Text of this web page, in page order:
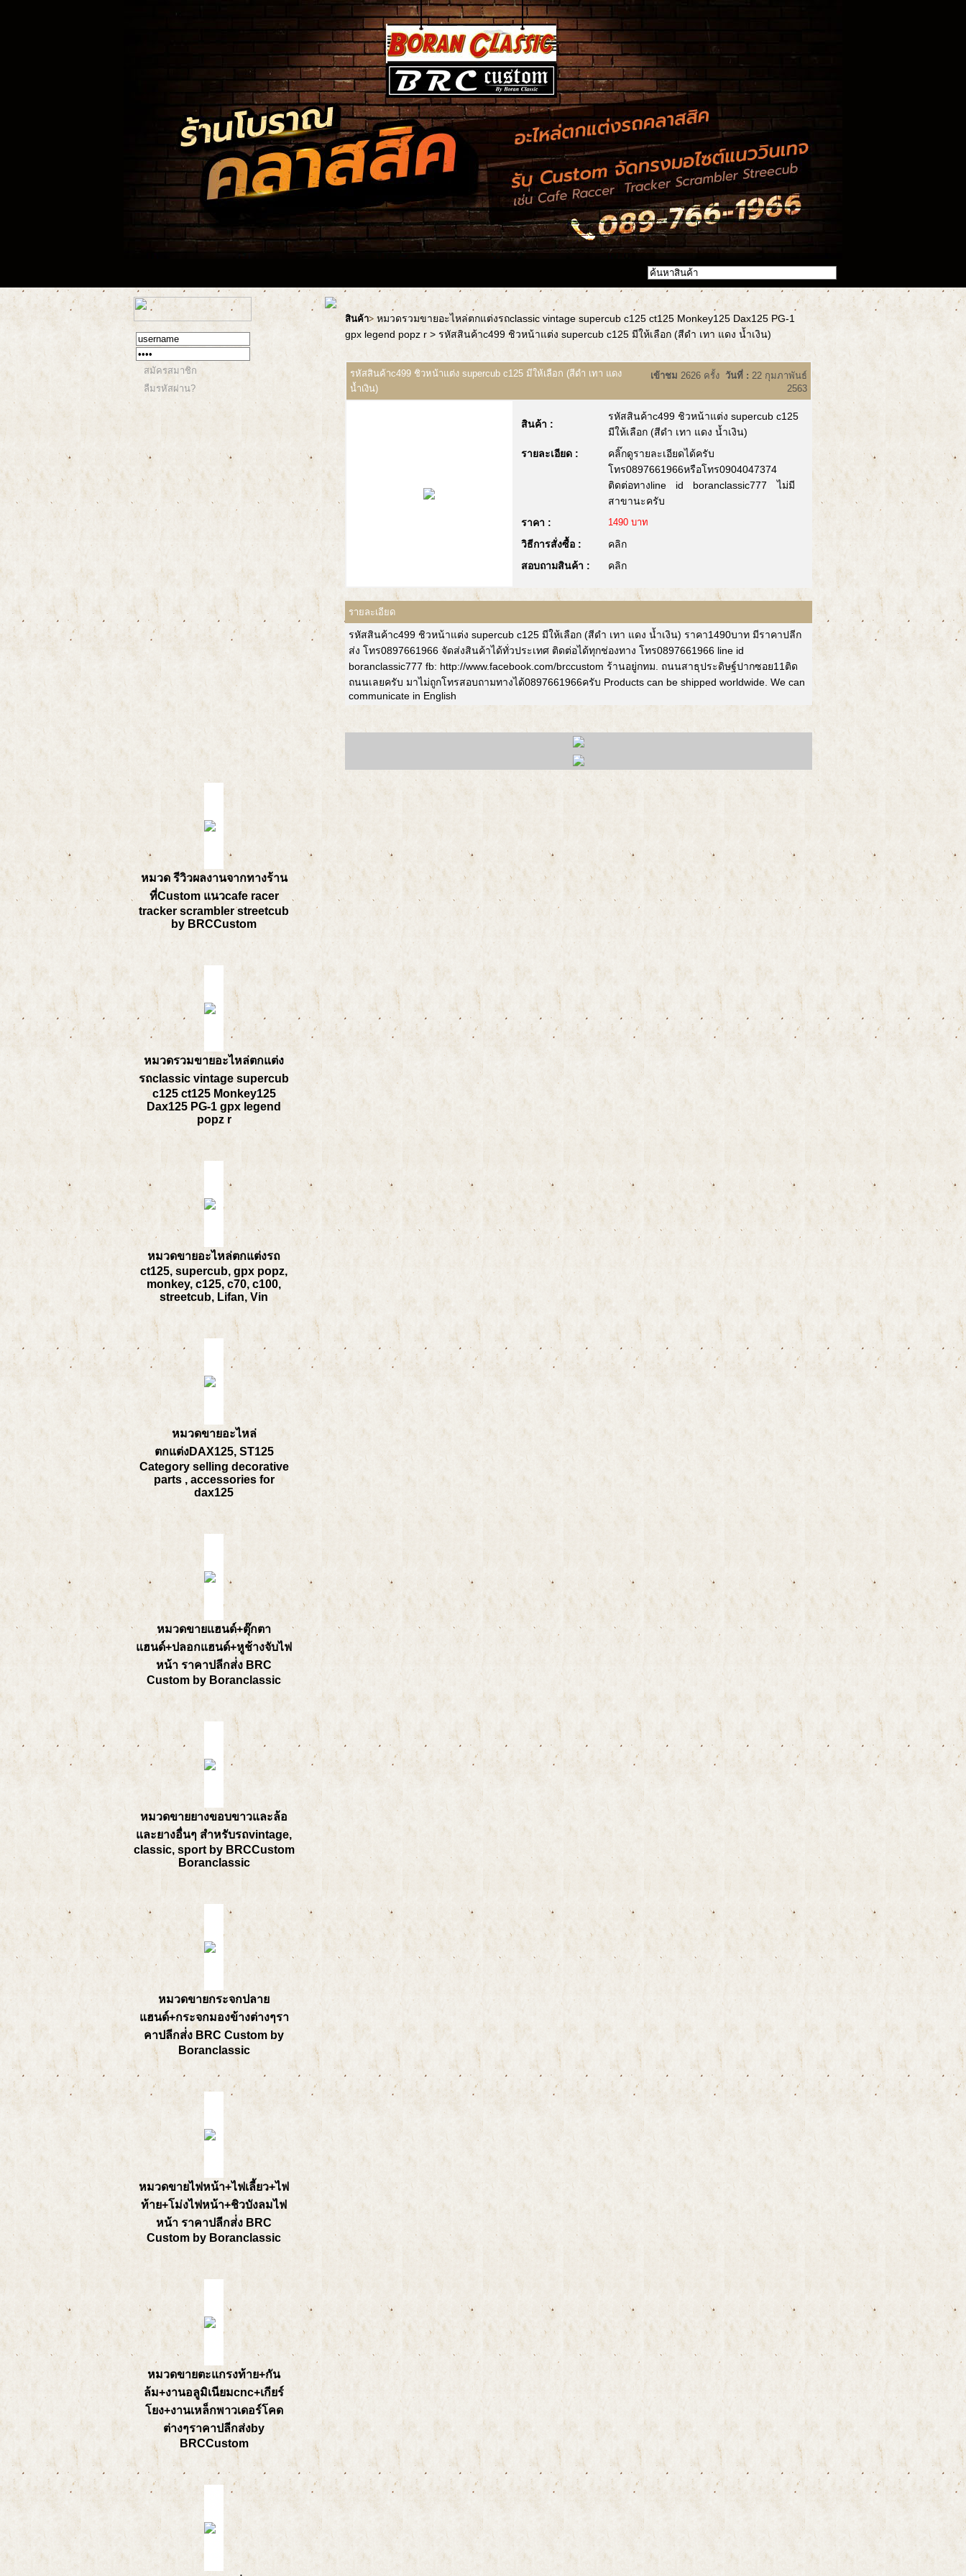
สมัครสมาชิก
ลืมรหัสผ่าน?
หมวด รีวิวผลงานจากทางร้าน
ที่Custom แนวcafe racer
tracker scrambler streetcub
by BRCCustom
หมวดรวมขายอะไหล่ตกแต่ง
รถclassic vintage supercub
c125 ct125 Monkey125
Dax125 PG-1 gpx legend
popz r
หมวดขายอะไหล่ตกแต่งรถ
ct125, supercub, gpx popz,
monkey, c125, c70, c100,
streetcub, Lifan, Vin
หมวดขายอะไหล่
ตกแต่งDAX125, ST125
Category selling decorative
parts , accessories for
dax125
หมวดขายแฮนด์+ตุ๊กตา
แฮนด์+ปลอกแฮนด์+หูช้างจับไฟ
หน้า ราคาปลีกส่่ง BRC
Custom by Boranclassic
หมวดขายยางขอบขาวและล้อ
และยางอื่นๆ สำหรับรถvintage,
classic, sport by BRCCustom
Boranclassic
หมวดขายกระจกปลาย
แฮนด์+กระจกมองข้างต่างๆรา
คาปลีกส่่ง BRC Custom by
Boranclassic
หมวดขายไฟหน้า+ไฟเลี้ยว+ไฟ
ท้าย+โม่งไฟหน้า+ชิวบังลมไฟ
หน้า ราคาปลีกส่่ง BRC
Custom by Boranclassic
หมวดขายตะแกรงท้าย+กัน
ล้ม+งานอลูมิเนียมcnc+เกียร์
โยง+งานเหล็กพาวเดอร์โคด
ต่างๆราคาปลีกส่งby
BRCCustom
สินค้า> หมวดรวมขายอะไหล่ตกแต่งรถclassic vintage supercub c125 ct125 Monkey125 Dax125 PG-1
gpx legend popz r > รหัสสินค้าc499 ชิวหน้าแต่ง supercub c125 มีให้เลือก (สีดำ เทา แดง น้ำเงิน)
รหัสสินค้าc499 ชิวหน้าแต่ง supercub c125 มีให้เลือก (สีดำ เทา แดง
น้ำเงิน)
เข้าชม 2626 ครั้ง วันที่ : 22 กุมภาพันธ์
2563
สินค้า :
รหัสสินค้าc499 ชิวหน้าแต่ง supercub c125
มีให้เลือก (สีดำ เทา แดง น้ำเงิน)
รายละเอียด :
คลิ๊กดูรายละเอียดได้ครับ
โทร0897661966หรือโทร0904047374
ติดต่อทางline id boranclassic777 ไม่มี
สาขานะครับ
ราคา :
1490 บาท
วิธีการสั่งซื้อ :
คลิก
สอบถามสินค้า :
คลิก
รายละเอียด
รหัสสินค้าc499 ชิวหน้าแต่ง supercub c125 มีให้เลือก (สีดำ เทา แดง น้ำเงิน) ราคา1490บาท มีราคาปลีก
ส่ง โทร0897661966 จัดส่งสินค้าได้ทั่วประเทศ ติดต่อได้ทุกช่องทาง โทร0897661966 line id
boranclassic777 fb: http://www.facebook.com/brccustom ร้านอยู่กทม. ถนนสาธุประดิษฐ์ปากซอย11ติด
ถนนเลยครับ มาไม่ถูกโทรสอบถามทางได้0897661966ครับ Products can be shipped worldwide. We can
communicate in English